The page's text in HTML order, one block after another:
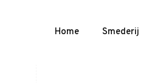
Home Smederij